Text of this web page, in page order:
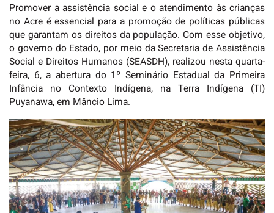
Promover a assistência social e o atendimento às crianças
no Acre é essencial para a promoção de políticas públicas
que garantam os direitos da população. Com esse objetivo,
o governo do Estado, por meio da Secretaria de Assistência
Social e Direitos Humanos (SEASDH), realizou nesta quarta-
feira, 6, a abertura do 1º Seminário Estadual da Primeira
Infância no Contexto Indígena, na Terra Indígena (TI)
Puyanawa, em Mâncio Lima.